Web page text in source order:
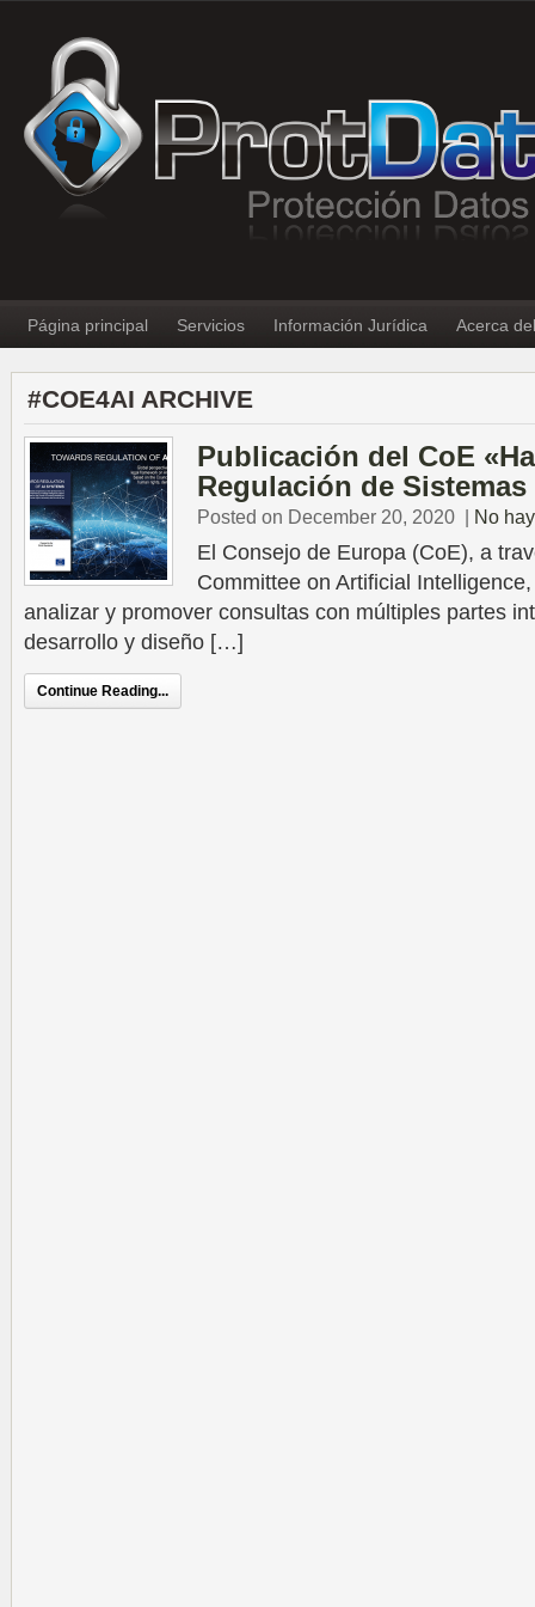
Página principal Servicios Información Jurídica Acerca
#COE4AI ARCHIVE
Publicación del CoE
Regulación de Sistemas
Posted on December 20, 2020 | No
El Consejo de Europa (CoE), a
Committee on Artificial
analizar y promover consultas con múltiples partes
desarrollo y diseño […]
Continue Reading...